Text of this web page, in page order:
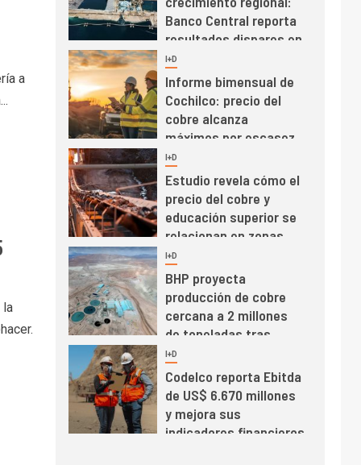
a
la
Banco Central reporta
resultados dispares en
el primer trimestre
4 I+D
Informe bimensual de
Cochilco: precio del
cobre alcanza
máximos por escasez
de concentrados
5 I+D
Estudio revela cómo el
precio del cobre y
educación superior se
relacionan en zonas
mineras
6 I+D
BHP proyecta
producción de cobre
cercana a 2 millones
de toneladas tras
récord en Escondida
I+D
Codelco reporta Ebitda
de US$ 6.670 millones
y mejora sus
indicadores financieros